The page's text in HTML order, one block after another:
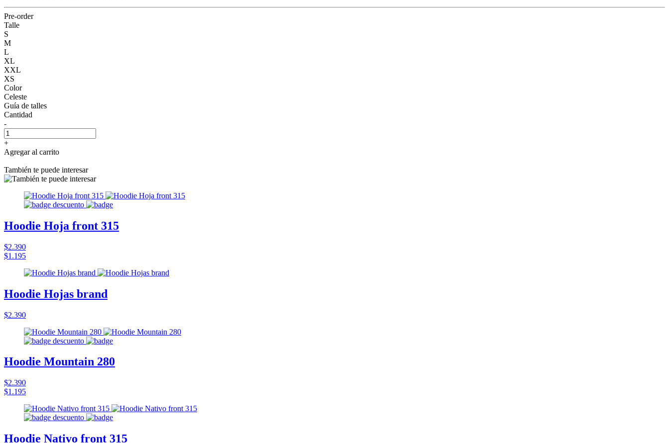
Pre-order
Talle
S
M
L
XL
XXL
XS
Color
Celeste
Guía de talles
Cantidad
-
+
Agregar al carrito
También te puede interesar
Hoodie Hoja front 315
$2.390
$1.195
Hoodie Hojas brand
$2.390
Hoodie Mountain 280
$2.390
$1.195
Hoodie Nativo front 315